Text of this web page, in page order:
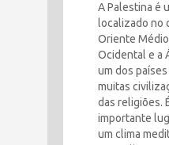
A Palestina é
localizado no
Oriente
Ocidental e a
um dos
muitas
das religiões.
importante
um clima